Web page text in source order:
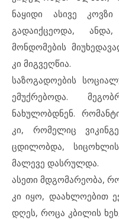
ნაყიდი ასივე
გადაიქცეოდა,
მონდომების
კი მიგვეღწია.
საზოგადოების
ემუქრებოდა.
ნახულობდნენ.
კი, რომელიც
ცდილობდა,
მალევე დასრულდა.
ასეთი მდგომარეობა,
კი იყო, დაახლოებით
დღეს, როცა კბილის